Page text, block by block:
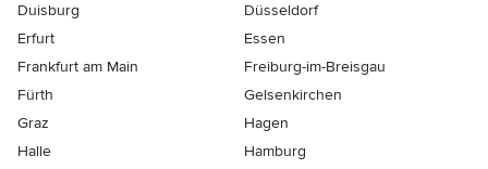
Duisburg
Düsseldorf
Erfurt
Essen
Frankfurt am Main
Freiburg-im-Breisgau
Fürth
Gelsenkirchen
Graz
Hagen
Halle
Hamburg